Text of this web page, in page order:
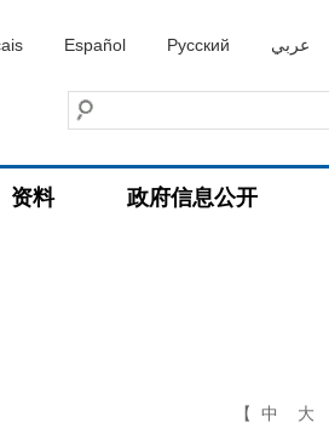
Español Русский عربي
资料 政府信息公开
【 中 大